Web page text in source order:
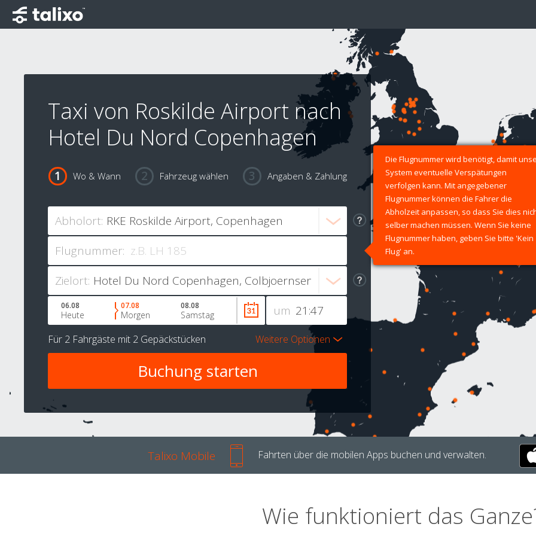
Taxi von Roskilde Airport nach
Hotel Du Nord Copenhagen
Wo & Wann Fahrzeug wählen Angaben & Zahlung
Abholort:
Flugnummer:
Die Flugnummer wird benötigt, damit
System eventuelle Verspätungen
verfolgen kann. Mit angegebener
Flugnummer können die Fahrer die
Abholzeit anpassen, so dass Sie dies
selber machen müssen. Wenn Sie keine
Flugnummer haben, geben Sie bitte 'Kein
Flug' an.
Zielort:
um
06.08
Heute
07.08
Morgen
08.08
Samstag
Für 2 Fahrgäste mit 2 Gepäckstücken Weitere Optionen
Talixo Mobile Fahrten über die mobilen Apps buchen und verwalten.
Wie funktioniert das